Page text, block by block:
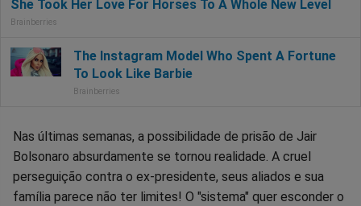
Nas últimas semanas, a possibilidade de prisão de Jair
Bolsonaro absurdamente se tornou realidade. A cruel
perseguição contra o ex-presidente, seus aliados e sua
família parece não ter limites! O "sistema" quer esconder o